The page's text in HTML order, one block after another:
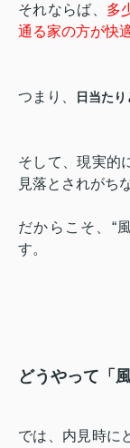
それならば、 多
通る家の方が快
つまり、 日当た
そして、現実的
見落とされがち
だからこそ、“
す。
どうやって「
では、内見時に